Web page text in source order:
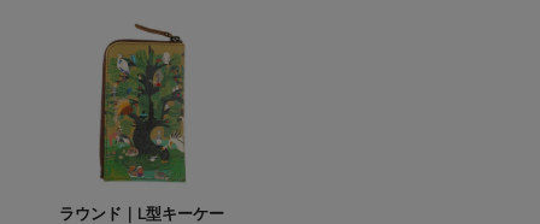
ラウンド｜L型キーケー